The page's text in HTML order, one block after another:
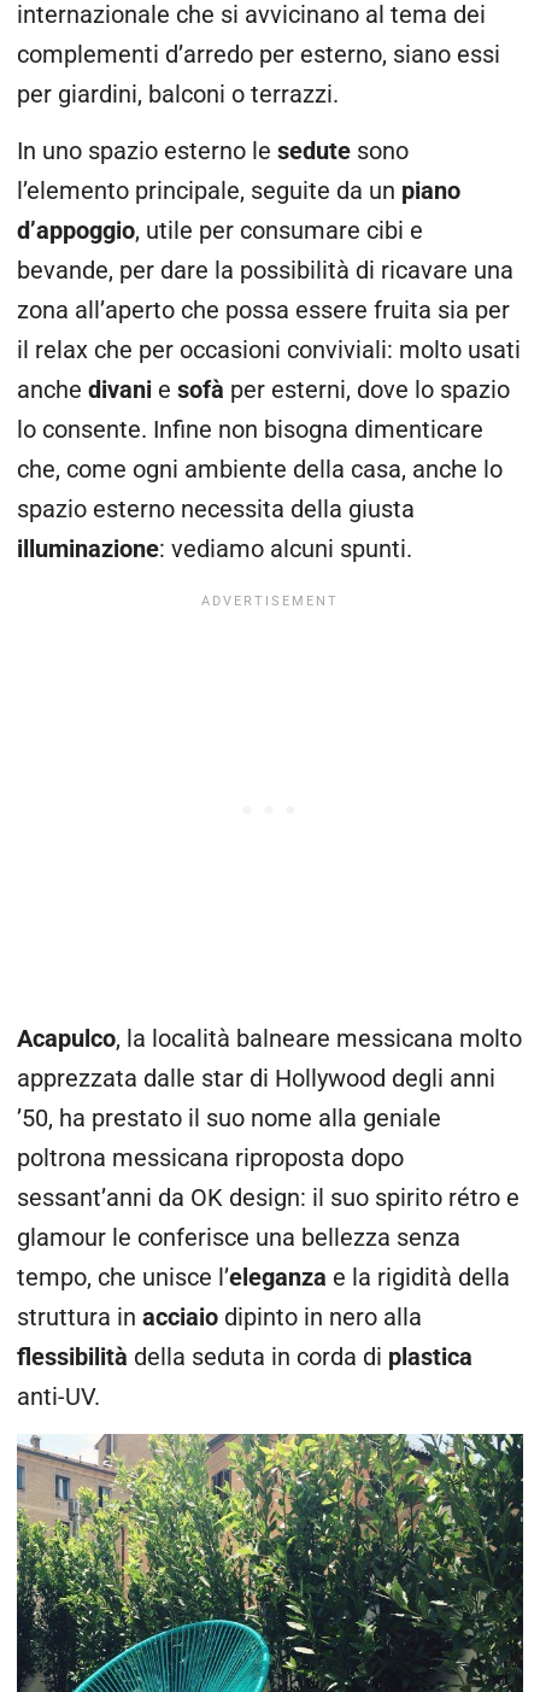
internazionale che si avvicinano al tema dei
complementi d’arredo per esterno, siano essi
per giardini, balconi o terrazzi.
In uno spazio esterno le sedute sono
l’elemento principale, seguite da un piano
d’appoggio, utile per consumare cibi e
bevande, per dare la possibilità di ricavare una
zona all’aperto che possa essere fruita sia per
il relax che per occasioni conviviali: molto usati
anche divani e sofà per esterni, dove lo spazio
lo consente. Infine non bisogna dimenticare
che, come ogni ambiente della casa, anche lo
spazio esterno necessita della giusta
illuminazione: vediamo alcuni spunti.
Acapulco, la località balneare messicana molto
apprezzata dalle star di Hollywood degli anni
’50, ha prestato il suo nome alla geniale
poltrona messicana riproposta dopo
sessant’anni da OK design: il suo spirito rétro e
glamour le conferisce una bellezza senza
tempo, che unisce l’eleganza e la rigidità della
struttura in acciaio dipinto in nero alla
flessibilità della seduta in corda di plastica
anti-UV.